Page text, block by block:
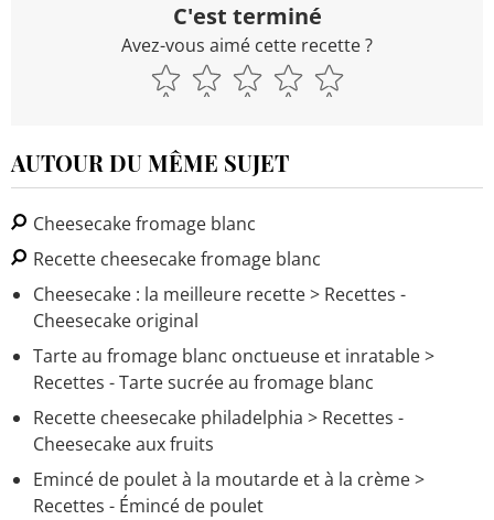
C'est terminé
Avez-vous aimé cette recette ?
AUTOUR DU MÊME SUJET
Cheesecake fromage blanc
Recette cheesecake fromage blanc
Cheesecake : la meilleure recette> Recettes -
Cheesecake original
Tarte au fromage blanc onctueuse et inratable>
Recettes - Tarte sucrée au fromage blanc
Recette cheesecake philadelphia > Recettes -
Cheesecake aux fruits
Emincé de poulet à la moutarde et à la crème>
Recettes - Émincé de poulet